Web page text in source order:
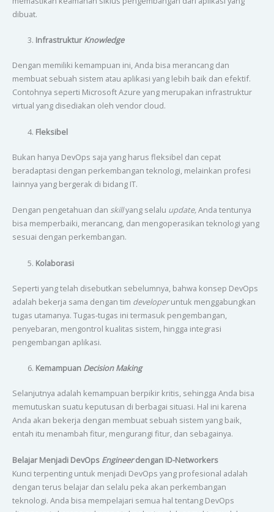
dibuat.
InfrastrukturKnowledge
Dengan memiliki kemampuan ini, Anda bisa merancang dan
membuat sebuah sistem atau aplikasi yang lebih baik dan efektif.
Contohnya seperti Microsoft Azure yang merupakan infrastruktur
virtual yang disediakan oleh vendor cloud.
Fleksibel
Bukan hanya DevOps saja yang harus fleksibel dan cepat
beradaptasi dengan perkembangan teknologi, melainkan profesi
lainnya yang bergerak di bidang IT.
Dengan pengetahuan dan skillyang selalu update,Anda tentunya
bisa memperbaiki, merancang, dan mengoperasikan teknologi yang
sesuai dengan perkembangan.
Kolaborasi
Seperti yang telah disebutkan sebelumnya, bahwa konsep DevOps
adalah bekerja sama dengan tim developeruntuk menggabungkan
tugas utamanya. Tugas-tugas ini termasuk pengembangan,
penyebaran, mengontrol kualitas sistem, hingga integrasi
pengembangan aplikasi.
Kemampuan Decision Making
Selanjutnya adalah kemampuan berpikir kritis, sehingga Anda bisa
memutuskan suatu keputusan di berbagai situasi. Hal ini karena
Anda akan bekerja dengan membuat sebuah sistem yang baik,
entah itu menambah fitur, mengurangi fitur, dan sebagainya.
Belajar Menjadi DevOps Engineerdengan ID-Networkers
Kunci terpenting untuk menjadi DevOps yang profesional adalah
dengan terus belajar dan selalu peka akan perkembangan
teknologi. Anda bisa mempelajari semua hal tentang DevOps